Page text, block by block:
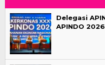
Delegasi
APINDO